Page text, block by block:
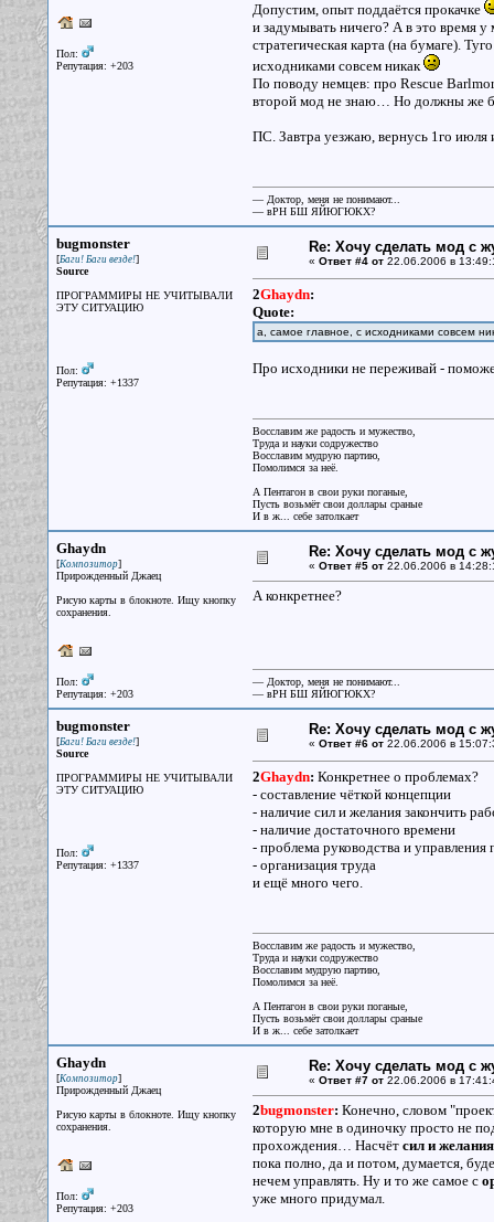
Пол:
Репутация: +203
Допустим, опыт поддаётся прокачке
и задумывать ничего? А в это время у
стратегическая карта (на бумаге).
исходниками совсем никак
По поводу немцев: про Rescue
второй мод не знаю… Но должны же
ПС. Завтра уезжаю, вернусь 1го
— Доктор, меня не понимают...
— вРН БШ ЯЙЮГЮКХ?
bugmonster
[Баги! Баги везде!]
Source
ПРОГРАММИРЫ НЕ УЧИТЫВАЛИ
ЭТУ СИТУАЦИЮ
Пол:
Репутация: +1337
Re: Хочу сделать мод с
« Ответ #4 от22.06.2006 в
2Ghaydn:
Quote:
а, самое главное, с исходниками совсем
Про исходники не переживай -
Восславим же радость и мужество,
Труда и науки содружество
Восславим мудрую партию,
Помолимся за неё.
А Пентагон в свои руки поганые,
Пусть возьмёт свои доллары сраные
И в ж... себе затолкает
Ghaydn
[Композитор]
Прирожденный Джаец
Рисую карты в блокноте. Ищу кнопку
сохранения.
Пол:
Репутация: +203
Re: Хочу сделать мод с
« Ответ #5 от22.06.2006 в
А конкретнее?
— Доктор, меня не понимают...
— вРН БШ ЯЙЮГЮКХ?
bugmonster
[Баги! Баги везде!]
Source
ПРОГРАММИРЫ НЕ УЧИТЫВАЛИ
ЭТУ СИТУАЦИЮ
Пол:
Репутация: +1337
Re: Хочу сделать мод с
« Ответ #6 от22.06.2006 в
2Ghaydn: Конкретнее о проблемах?
- составление чёткой концепции
- наличие сил и желания закончить
- наличие достаточного времени
- проблема руководства и управления
- организация труда
и ещё много чего.
Восславим же радость и мужество,
Труда и науки содружество
Восславим мудрую партию,
Помолимся за неё.
А Пентагон в свои руки поганые,
Пусть возьмёт свои доллары сраные
И в ж... себе затолкает
Ghaydn
[Композитор]
Прирожденный Джаец
Рисую карты в блокноте. Ищу кнопку
сохранения.
Пол:
Репутация: +203
Re: Хочу сделать мод с
« Ответ #7 от22.06.2006 в
2bugmonster: Конечно, словом
которую мне в одиночку просто не
прохождения… Насчёт сил и желания
пока полно, да и потом, думается,
нечем управлять. Ну и то же самое с
уже много придумал.